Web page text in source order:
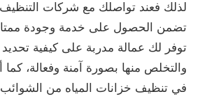
لذلك فعند تواصلك مع شركات
تضمن الحصول على خدمة وجودة
توفر لك عمالة مدربة على كيفية
والتخلص منها بصورة آمنة وفعالة،
في تنظيف خزانات المياه من الشوائب